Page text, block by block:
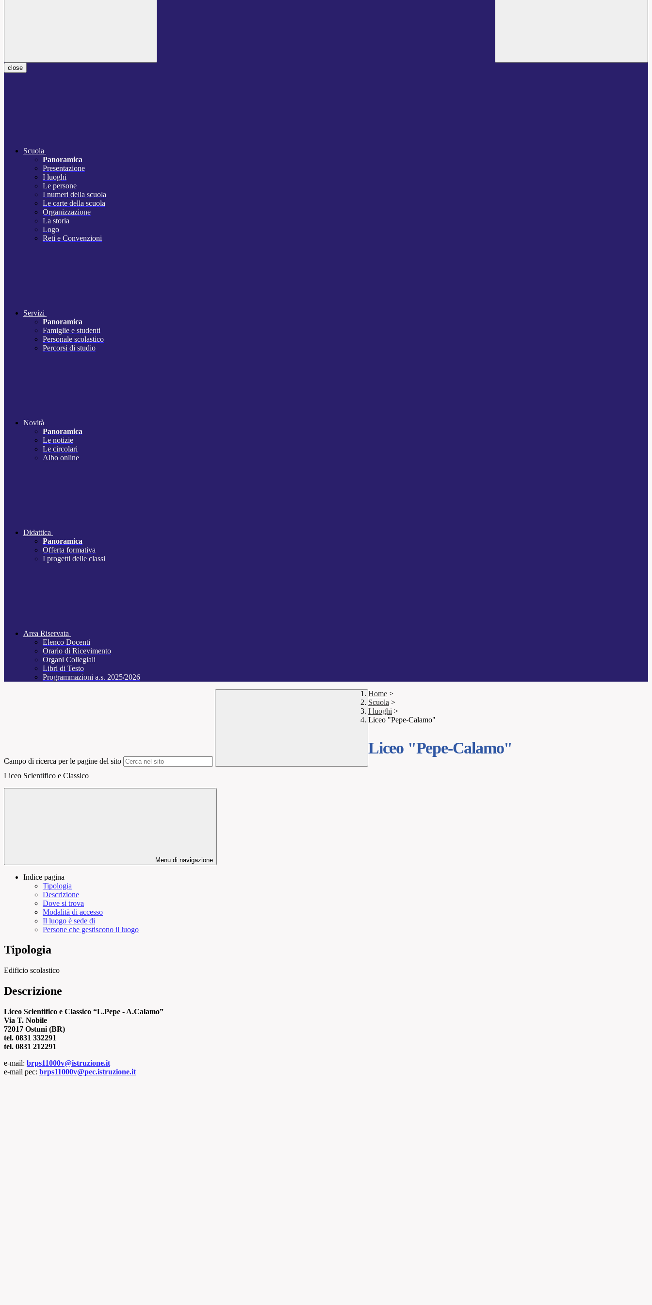
close
Scuola
Panoramica
Presentazione
I luoghi
Le persone
I numeri della scuola
Le carte della scuola
Organizzazione
La storia
Logo
Reti e Convenzioni
Servizi
Panoramica
Famiglie e studenti
Personale scolastico
Percorsi di studio
Novità
Panoramica
Le notizie
Le circolari
Albo online
Didattica
Panoramica
Offerta formativa
I progetti delle classi
Area Riservata
Elenco Docenti
Orario di Ricevimento
Organi Collegiali
Libri di Testo
Programmazioni a.s. 2025/2026
Campo di ricerca per le pagine del sito
Home >
Scuola >
I luoghi >
Liceo "Pepe-Calamo"
Liceo "Pepe-Calamo"
Liceo Scientifico e Classico
Menu di navigazione
Indice pagina
Tipologia
Descrizione
Dove si trova
Modalità di accesso
Il luogo è sede di
Persone che gestiscono il luogo
Tipologia
Edificio scolastico
Descrizione
Liceo Scientifico e Classico “L.Pepe - A.Calamo”
Via T. Nobile
72017 Ostuni (BR)
tel. 0831 332291
tel. 0831 212291
e-mail: brps11000v@istruzione.it
e-mail pec: brps11000v@pec.istruzione.it